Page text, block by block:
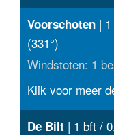
Voorschoten |
(331°)
Windstoten: 1
Klik voor meer
De Bilt | 1 bft /